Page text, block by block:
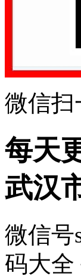
微信扫
每天
武汉
微信号
码大全